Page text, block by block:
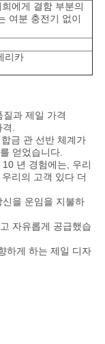
에게 결함 부분의
여분 충전기 없이
리카
과 제일 가격
격.
금 관 선반 체계가
얻었습니다.
년 경험에는, 우리
리의 고객 있다 더
을 운임을 지불하
자유롭게 공급했습
하게 하는 제일 디자